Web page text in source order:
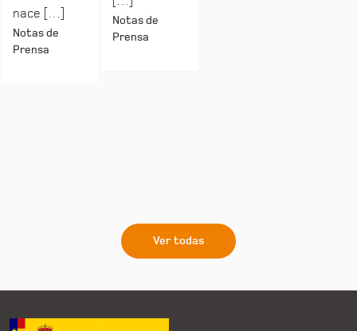
nace […]
Notas de
Prensa
Notas de
Prensa
Ver todas